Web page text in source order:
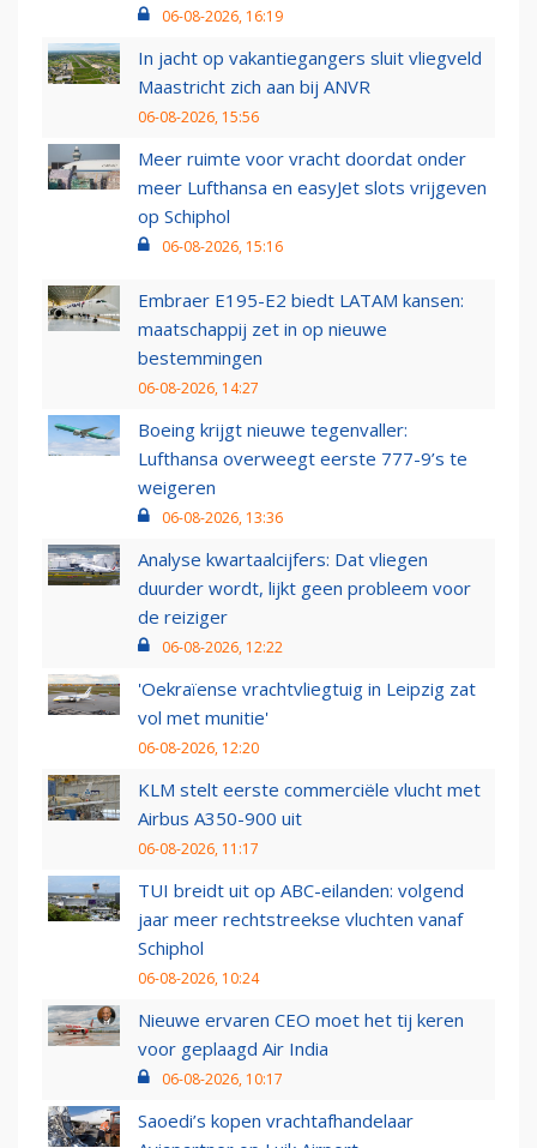
06-08-2026, 16:19
In jacht op vakantiegangers sluit vliegveld
Maastricht zich aan bij ANVR
06-08-2026, 15:56
Meer ruimte voor vracht doordat onder
meer Lufthansa en easyJet slots vrijgeven
op Schiphol
06-08-2026, 15:16
Embraer E195-E2 biedt LATAM kansen:
maatschappij zet in op nieuwe
bestemmingen
06-08-2026, 14:27
Boeing krijgt nieuwe tegenvaller:
Lufthansa overweegt eerste 777-9’s te
weigeren
06-08-2026, 13:36
Analyse kwartaalcijfers: Dat vliegen
duurder wordt, lijkt geen probleem voor
de reiziger
06-08-2026, 12:22
'Oekraïense vrachtvliegtuig in Leipzig zat
vol met munitie'
06-08-2026, 12:20
KLM stelt eerste commerciële vlucht met
Airbus A350-900 uit
06-08-2026, 11:17
TUI breidt uit op ABC-eilanden: volgend
jaar meer rechtstreekse vluchten vanaf
Schiphol
06-08-2026, 10:24
Nieuwe ervaren CEO moet het tij keren
voor geplaagd Air India
06-08-2026, 10:17
Saoedi’s kopen vrachtafhandelaar